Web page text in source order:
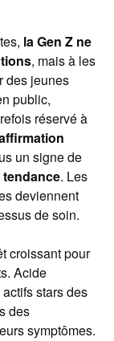
la Gen Z ne
, mais à les
des jeunes
public,
réservé à
un signe de
tendance. Les
deviennent
de soin.
croissant pour
Acide
stars des
des
symptômes.